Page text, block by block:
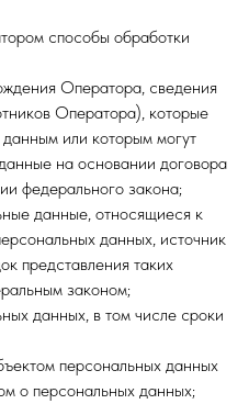
способы обработки
Оператора, сведения
Оператора), которые
или которым могут
на основании договора
федерального закона;
данные, относящиеся к
данных, источник
представления таких
законом;
данных, в том числе сроки
персональных данных
о персональных данных;